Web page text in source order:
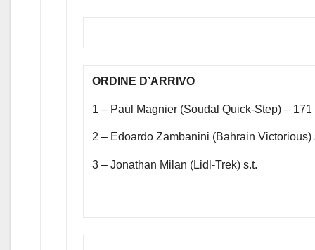
ORDINE D’ARRIVO
1 – Paul Magnier (Soudal Quick-Step) –
2 – Edoardo Zambanini (Bahrain Victorious)
3 – Jonathan Milan (Lidl-Trek) s.t.